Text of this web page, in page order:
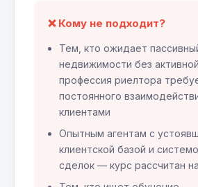
❌ Кому не подходит?
Тем, кто ожидает
недвижимости без
профессия риелтора
постоянного
клиентами
Опытным агентам с
клиентской базой и
сделок — курс рассчитан